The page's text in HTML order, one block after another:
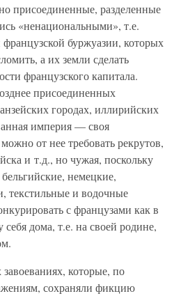
присоединенные, разделенные
«ненациональными», т.е.
буржуазии, которых
а их земли сделать
французского капитала.
присоединенных
городах, иллирийских
империя — своя
от нее требовать рекрутов,
и т.д., но чужая, поскольку
немецкие,
текстильные и водочные
с французами как в
дома, т.е. на своей родине,
которые, по
сохраняли фикцию